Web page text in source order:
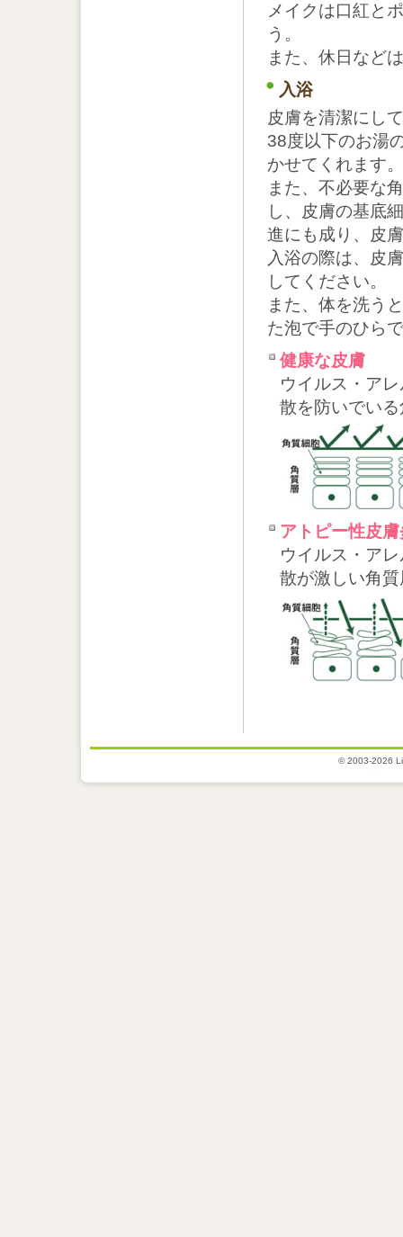
メイクは口紅と
う。
また、休日など
入浴
皮膚を清潔にし
38度以下のお湯
かせてくれます。
また、不必要な
し、皮膚の基底
進にも成り、皮
入浴の際は、皮
してください。
また、体を洗う
た泡で手のひら
健康な皮膚
ウイルス・ア
散を防いでい
アトピー性皮
ウイルス・ア
散が激しい角質
© 2003-2026